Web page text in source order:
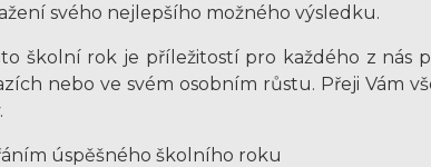
svého nejlepšího možného výsledku.
školní rok je příležitostí pro každého z nás
nebo ve svém osobním růstu. Přeji Vám
úspěšného školního roku